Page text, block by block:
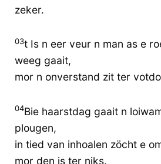
zeker.
03t Is n eer veur n man as e
weeg gaait,
mor n onverstand zit ter
04Bie haarstdag gaait n
plougen,
in tied van inhoalen zöcht e
mor den is ter niks.